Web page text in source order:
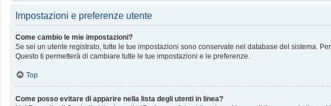
Impostazioni e preferenze utente
Come cambio le mie impostazioni?
Se sei un utente registrato, tutte le tue impostazioni sono conservate nel database del sistema.
Questo ti permetterà di cambiare tutte le tue impostazioni e le preferenze.
Top
Come posso evitare di apparire nella lista degli utenti in linea?